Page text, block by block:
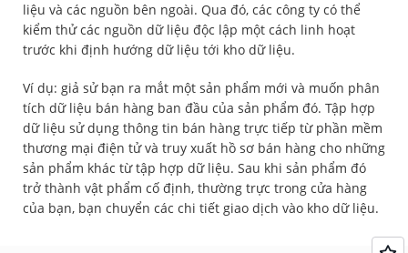
liệu và các nguồn bên ngoài. Qua đó, các công ty có thể
kiểm thử các nguồn dữ liệu độc lập một cách linh hoạt
trước khi định hướng dữ liệu tới kho dữ liệu.
Ví dụ: giả sử bạn ra mắt một sản phẩm mới và muốn phân
tích dữ liệu bán hàng ban đầu của sản phẩm đó. Tập hợp
dữ liệu sử dụng thông tin bán hàng trực tiếp từ phần mềm
thương mại điện tử và truy xuất hồ sơ bán hàng cho những
sản phẩm khác từ tập hợp dữ liệu. Sau khi sản phẩm đó
trở thành vật phẩm cố định, thường trực trong cửa hàng
của bạn, bạn chuyển các chi tiết giao dịch vào kho dữ liệu.